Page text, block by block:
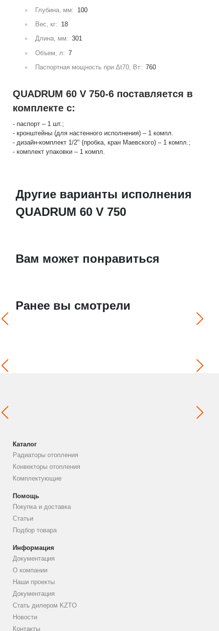
Глубина, мм: 100
Вес, кг: 18
Длина, мм: 301
Объем, л: 7
Паспортная мощность при Δt70, Вт: 760
QUADRUM 60 V 750-6 поставляется в
комплекте с:
- паспорт – 1 шт.;
- кронштейны (для настенного исполнения) – 1 компл.
- дизайн-комплект 1/2" (пробка, кран Маевского) – 1 компл.;
- комплект упаковки – 1 компл.
Другие варианты исполнения
QUADRUM 60 V 750
Вам может понравиться
Ранее вы смотрели
Каталог
Радиаторы отопления
Конвекторы отопления
Комплектующие
Помощь
Покупка и доставка
Статьи
Подбор товара
Информация
Документация
О компании
Наши проекты
Документация
Стать дилером KZTO
Новости
Контакты